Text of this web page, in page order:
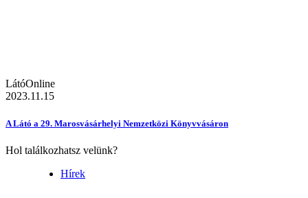
LátóOnline
2023.11.15
A Látó a 29. Marosvásárhelyi Nemzetközi Könyvvásáron
Hol találkozhatsz velünk?
Hírek